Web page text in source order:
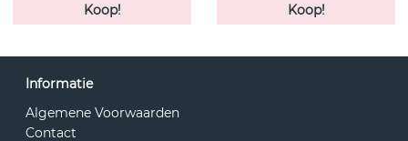
Koop!
Koop!
Informatie
Algemene Voorwaarden
Contact